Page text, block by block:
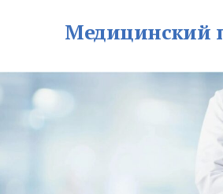
Медицинский